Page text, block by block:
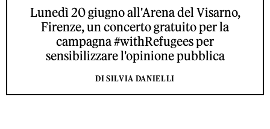
Lunedì 20 giugno all'Arena del Visarno,
Firenze, un concerto gratuito per la
campagna #withRefugees per
sensibilizzare l'opinione pubblica
DI SILVIA DANIELLI